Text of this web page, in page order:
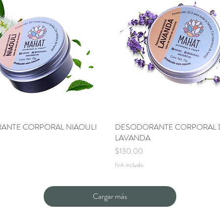
Vista rápida
CORPORAL NIAOULI
Vista rápida
DESODORANTE CORPORAL
LAVANDA
Precio
$130.00
IVA incluido
Cargar más